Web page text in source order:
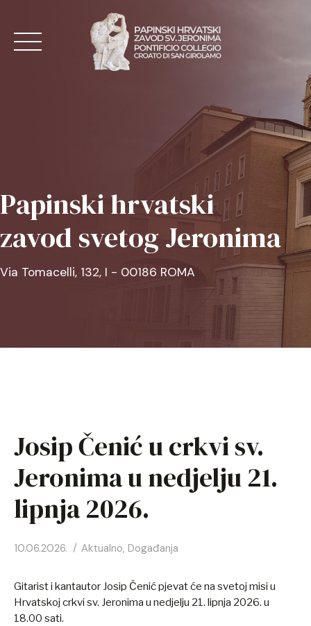
content
O ZAVODU
MISE
KONTAKT
DE
IT
KO
PL
ES
Papinski hrvatski
zavod svetog Jeronima
Via Tomacelli, 132, I - 00186 ROMA
Josip Čenić u crkvi sv.
Jeronima u nedjelju 21.
lipnja 2026.
10.06.2026. Aktualno, Događanja
Gitarist i kantautor Josip Čenić pjevat će na svetoj misi u
Hrvatskoj crkvi sv. Jeronima u nedjelju 21. lipnja 2026. u
18.00 sati.